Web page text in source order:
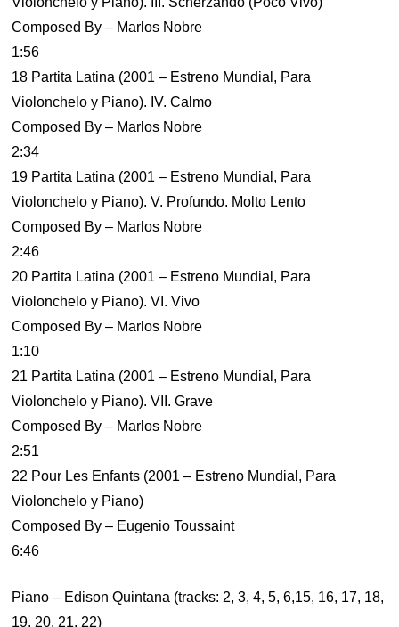
Composed By – Marlos Nobre
1:56
18 Partita Latina (2001 – Estreno Mundial, Para
Violonchelo y Piano). IV. Calmo
Composed By – Marlos Nobre
2:34
19 Partita Latina (2001 – Estreno Mundial, Para
Violonchelo y Piano). V. Profundo. Molto Lento
Composed By – Marlos Nobre
2:46
20 Partita Latina (2001 – Estreno Mundial, Para
Violonchelo y Piano). VI. Vivo
Composed By – Marlos Nobre
1:10
21 Partita Latina (2001 – Estreno Mundial, Para
Violonchelo y Piano). VII. Grave
Composed By – Marlos Nobre
2:51
22 Pour Les Enfants (2001 – Estreno Mundial, Para
Violonchelo y Piano)
Composed By – Eugenio Toussaint
6:46
Piano – Edison Quintana (tracks: 2, 3, 4, 5, 6,15, 16, 17, 18,
19, 20, 21, 22)